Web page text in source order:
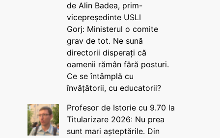
de Alin Badea, prim-
vicepreședinte USLI
Gorj: Ministerul o comite
grav de tot. Ne sună
directorii disperați că
oamenii rămân fără posturi.
Ce se întâmplă cu
învățătorii, cu educatorii?
Profesor de Istorie cu 9.70 la
Titularizare 2026: Nu prea
sunt mari așteptările. Din